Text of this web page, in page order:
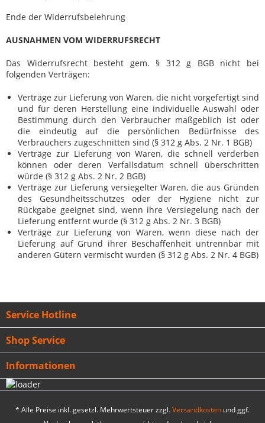
Ende der Widerrufsbelehrung
AUSNAHMEN VOM WIDERRUFSRECHT
Das Widerrufsrecht besteht gem. § 312 g BGB nicht bei
folgenden Verträgen:
Verträge zur Lieferung von Waren, die nicht vorgefertigt sind
und für deren Herstellung eine individuelle Auswahl oder
Bestimmung durch den Verbraucher maßgeblich ist oder
die eindeutig auf die persönlichen Bedürfnisse des
Verbrauchers zugeschnitten sind (§ 312 g Abs. 2 Nr. 1 BGB)
Verträge zur Lieferung von Waren, die schnell verderben
können oder deren Verfallsdatum schnell überschritten
würde (§ 312 g Abs. 2 Nr. 2 BGB)
Verträge zur Lieferung versiegelter Waren, die aus Gründen
des Gesundheitsschutzes oder der Hygiene nicht zur
Rückgabe geeignet sind, wenn ihre Versiegelung nach der
Lieferung entfernt wurde (§ 312 g Abs. 2 Nr. 3 BGB)
Verträge zur Lieferung von Waren, wenn diese nach der
Lieferung auf Grund ihrer Beschaffenheit untrennbar mit
anderen Gütern vermischt wurden (§ 312 g Abs. 2 Nr. 4 BGB)
Service Hotline
Shop Service
Informationen
* Alle Preise inkl. gesetzl. Mehrwertsteuer zzgl.Versandkosten und ggf.